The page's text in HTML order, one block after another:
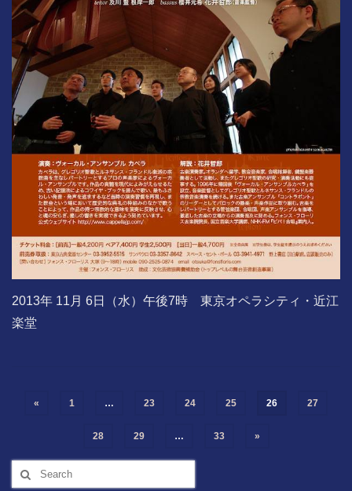
2013年 11月 6日（水）午後7時 東京オペラシティ・近江
楽堂
ペ
ー
« 1 … 23 24 25 26 27
28 29 … 33 »
Search
for: